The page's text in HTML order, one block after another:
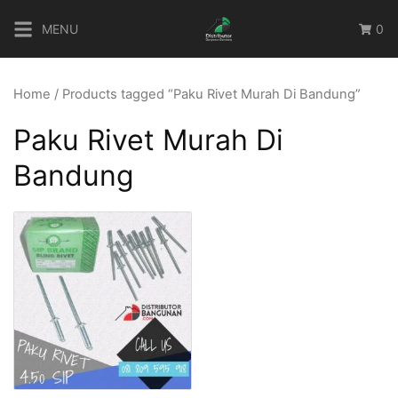
content
MENU 0
Home / Products tagged “Paku Rivet Murah Di Bandung”
Paku Rivet Murah Di
Bandung